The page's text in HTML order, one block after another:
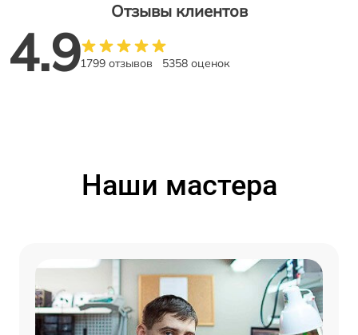
Отзывы клиентов
4.91799 отзывов 5358 оценок
Наши мастера